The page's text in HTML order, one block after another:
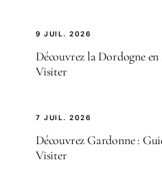
9 JUIL. 2026
Découvrez la Dordogne en
Visiter
7 JUIL. 2026
Découvrez Gardonne :
Visiter